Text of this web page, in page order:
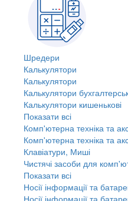
Шредери
Калькулятори
Калькулятори
Калькулятори
Калькулятори кишенькові
Показати всі
Комп'ютерна техніка та
Комп'ютерна техніка та
Клавіатури, Миші
Чистячі засоби для
Показати всі
Носії інформації та
Носії інформації та